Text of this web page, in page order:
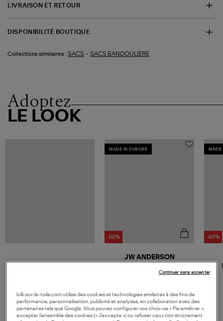
LIVRAISON ET RETOUR
DISPONIBILITÉ BOUTIQUE
Collections similaires : SACS -SACS BANDOULIERE
Adoptez
LE LOOK
MADE IN EUROPE
-50%
232,50 €
JW ANDERSON
MADE
-50%
lulli-sur-la-toile.com utilise des cookies et technologies similaires à des fins de
performance, personnalisation, publicité et analyses, en collaboration avec des
partenaires tels que Google. Vous pouvez configurer vos choix via « Paramétrer »,
accepter l’ensemble des cookies (« J’accepte ») ou refuser ceux non strictement
Continuer sans accepter